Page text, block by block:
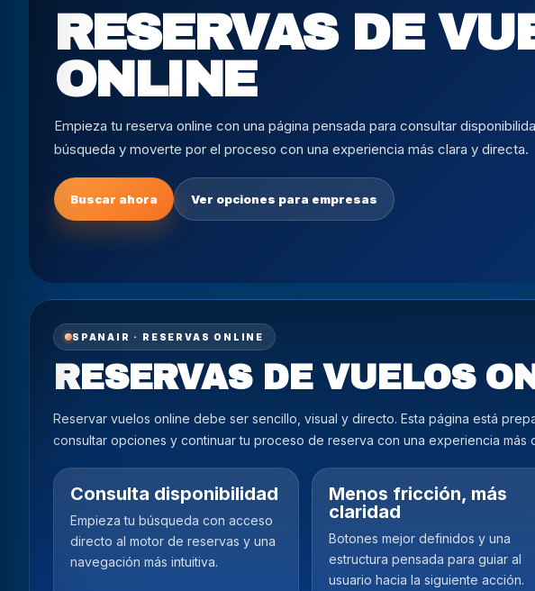
RESERVAS DE
ONLINE
Empieza tu reserva online con una página pensada para consultar
búsqueda y moverte por el proceso con una experiencia más clara y directa.
Buscar ahora Ver opciones para empresas
SPANAIR · RESERVAS ONLINE
RESERVAS DE VUELOS
Reservar vuelos online debe ser sencillo, visual y directo. Esta página está
consultar opciones y continuar tu proceso de reserva con una experiencia más
Consulta disponibilidad
Empieza tu búsqueda con acceso
directo al motor de reservas y una
navegación más intuitiva.
Menos fricción, más
claridad
Botones mejor definidos y una
estructura pensada para guiar al
usuario hacia la siguiente acción.